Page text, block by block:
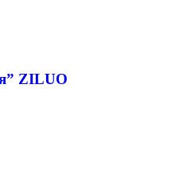
ZILUO